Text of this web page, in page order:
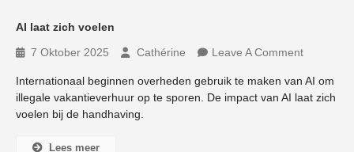
AI laat zich voelen
7 Oktober 2025
Cathérine Leave A Comment
Internationaal beginnen overheden gebruik te maken van AI om
illegale vakantieverhuur op te sporen. De impact van AI laat zich
voelen bij de handhaving.
Lees meer